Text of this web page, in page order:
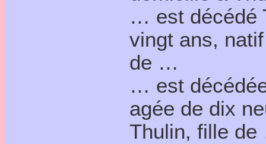
… est décédé
vingt ans,
de …
… est
agée de dix
Thulin, fille